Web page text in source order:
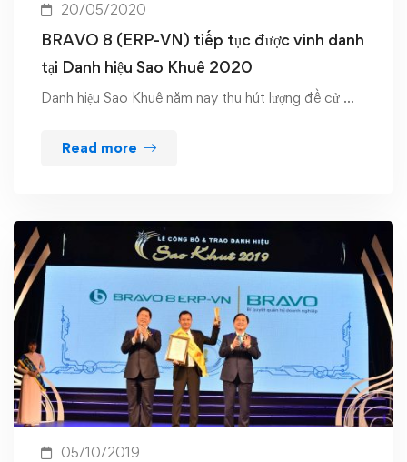
20/05/2020
BRAVO 8 (ERP-VN) tiếp tục được vinh danh
tại Danh hiệu Sao Khuê 2020
Danh hiệu Sao Khuê năm nay thu hút lượng đề cử …
Read more
05/10/2019